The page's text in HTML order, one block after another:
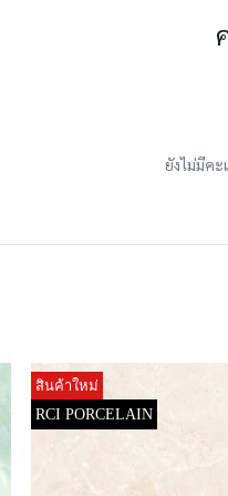
ยังไม่มีค
สินค้าใหม่
RCI PORCELAIN